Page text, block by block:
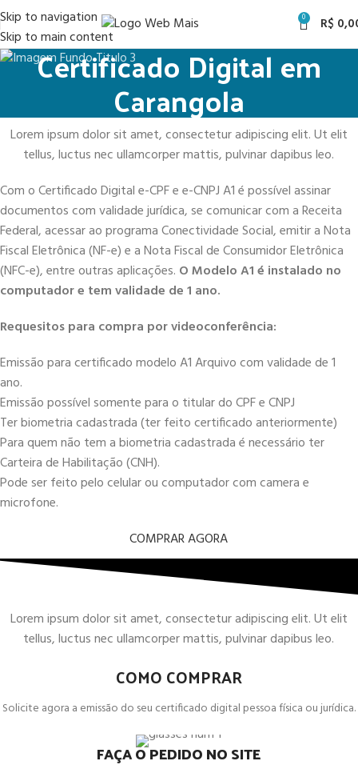
Skip to navigation
Skip to main content
0 R$
Certificado Digital em
Carangola
Lorem ipsum dolor sit amet, consectetur adipiscing elit. Ut elit
tellus, luctus nec ullamcorper mattis, pulvinar dapibus leo.
Com o Certificado Digital e-CPF e e-CNPJ A1 é possível assinar
documentos com validade jurídica, se comunicar com a Receita
Federal, acessar ao programa Conectividade Social, emitir a Nota
Fiscal Eletrônica (NF-e) e a Nota Fiscal de Consumidor Eletrônica
(NFC-e), entre outras aplicações. O Modelo A1 é instalado no
computador e tem validade de 1 ano.
Requesitos para compra por videoconferência:
Emissão para certificado modelo A1 Arquivo com validade de 1
ano.
Emissão possível somente para o titular do CPF e CNPJ
Ter biometria cadastrada (ter feito certificado anteriormente)
Para quem não tem a biometria cadastrada é necessário ter
Carteira de Habilitação (CNH).
Pode ser feito pelo celular ou computador com camera e
microfone.
COMPRAR AGORA
Lorem ipsum dolor sit amet, consectetur adipiscing elit. Ut elit
tellus, luctus nec ullamcorper mattis, pulvinar dapibus leo.
COMO COMPRAR
Solicite agora a emissão do seu certificado digital pessoa física ou jurídica.
FAÇA O PEDIDO NO SITE